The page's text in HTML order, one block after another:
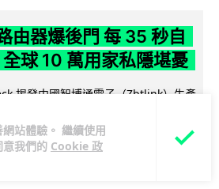
站體驗。 繼續使用
意我們的 Cookie 政
由器爆後門 每 35 秒自
球 10 萬用家私隱堪憂
揭發中國智博通電子（Zbtlink）生產
門程式「Endlessdoors」（無盡...